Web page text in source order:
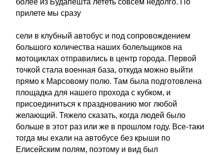
более из Будапешта лететь совсем недолго. По
прилете мы сразу
сели в клубный автобус и под сопровождением
большого количества наших болельщиков на
мотоциклах отправились в центр города. Первой
точкой стала военная база, откуда можно выйти
прямо к Марсовому полю. Там была подготовлена
площадка для нашего прохода с кубком, и
присоединиться к празднованию мог любой
желающий. Тяжело сказать, когда людей было
больше в этот раз или же в прошлом году. Все-таки
тогда мы ехали на автобусе без крыши по
Елисейским полям, поэтому и вид был